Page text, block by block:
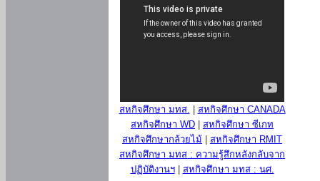
สหกิจศึกษา มทส.
สหกิจศึกษา CANADA
สหกิจศึกษา WD
สหกิจศึกษา ซีเกท
สหกิจศึกษากล้วยไม้
สหกิจศึกษา RMIT
สหกิจศึกษา มทส : ความรู้สึกหลังกลับจาก
ปฏิบัติงานฯ| สหกิจศึกษา มทส : นศ.